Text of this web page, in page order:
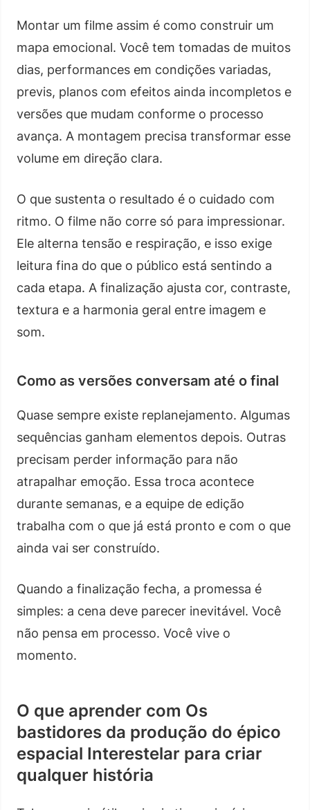
Montar um filme assim é como construir um
mapa emocional. Você tem tomadas de muitos
dias, performances em condições variadas,
previs, planos com efeitos ainda incompletos e
versões que mudam conforme o processo
avança. A montagem precisa transformar esse
volume em direção clara.
O que sustenta o resultado é o cuidado com
ritmo. O filme não corre só para impressionar.
Ele alterna tensão e respiração, e isso exige
leitura fina do que o público está sentindo a
cada etapa. A finalização ajusta cor, contraste,
textura e a harmonia geral entre imagem e
som.
Como as versões conversam até o final
Quase sempre existe replanejamento. Algumas
sequências ganham elementos depois. Outras
precisam perder informação para não
atrapalhar emoção. Essa troca acontece
durante semanas, e a equipe de edição
trabalha com o que já está pronto e com o que
ainda vai ser construído.
Quando a finalização fecha, a promessa é
simples: a cena deve parecer inevitável. Você
não pensa em processo. Você vive o
momento.
O que aprender com Os
bastidores da produção do épico
espacial Interestelar para criar
qualquer história